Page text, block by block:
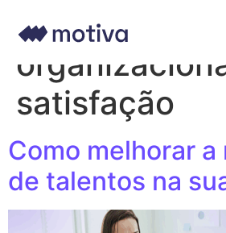
Tag:Clima
satisfação
Como melhorar
de talentos na